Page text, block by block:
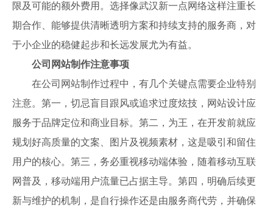
限及可能的额外费用。选择像武汉新一点网络这样注重长
期合作、能够提供清晰透明方案和持续支持的服务商，对
于小企业的稳健起步和长远发展尤为有益。
公司网站制作注意事项
在公司网站制作过程中，有几个关键点需要企业特别
注意。第一，切忌盲目跟风或追求过度炫技，网站设计应
服务于品牌定位和商业目标。第二，为王，在开发前就应
规划好高质量的文案、图片及视频素材，这是吸引和留住
用户的核心。第三，务必重视移动端体验，随着移动互联
网普及，移动端用户流量已占据主导。第四，明确后续更
新与维护的机制，是自行操作还是由服务商代劳，并确保